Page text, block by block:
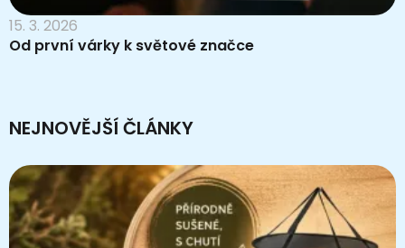
15. 3. 2026
Od první várky k světové značce
NEJNOVĚJŠÍ ČLÁNKY